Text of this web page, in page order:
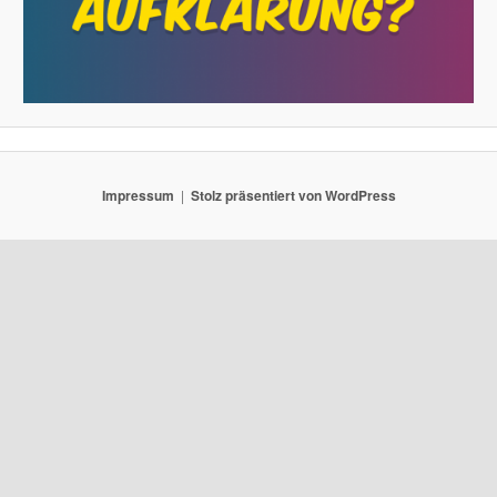
Impressum Stolz präsentiert von WordPress